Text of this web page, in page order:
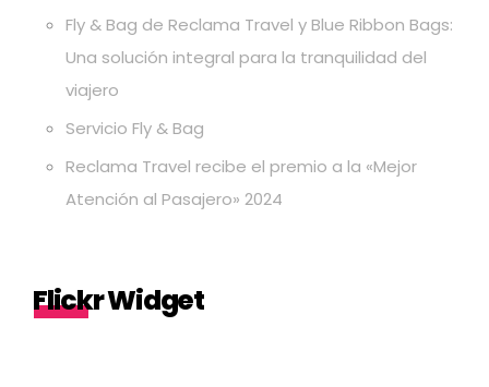
Fly & Bag de Reclama Travel y Blue Ribbon Bags:
Una solución integral para la tranquilidad del
viajero
Servicio Fly & Bag
Reclama Travel recibe el premio a la «Mejor
Atención al Pasajero» 2024
Flickr Widget